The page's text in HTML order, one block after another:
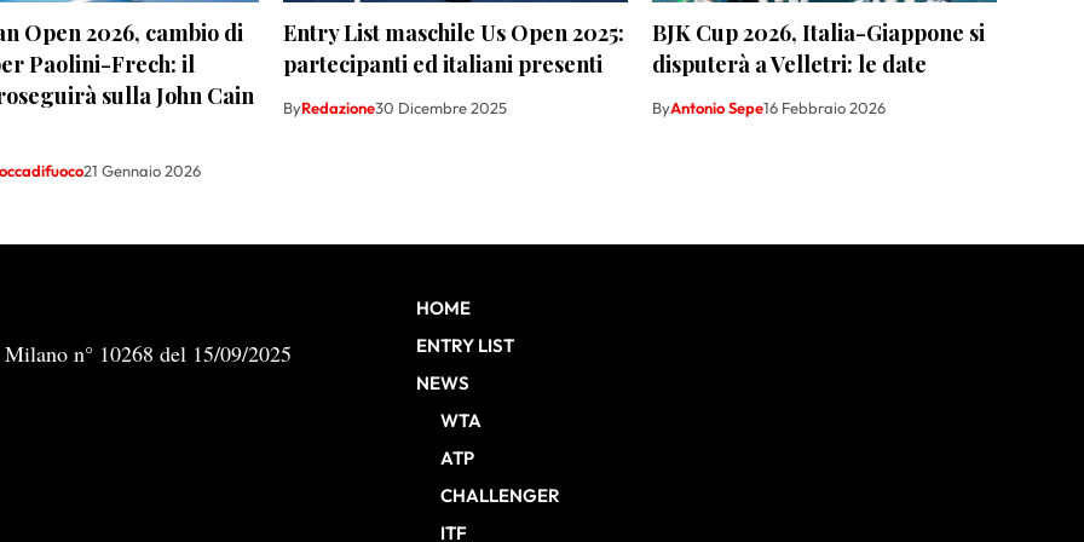
Open 2026, cambio di
Paolini-Frech: il
sulla John Cain
21 Gennaio 2026
Entry List maschile Us Open 2025:
partecipanti ed italiani presenti
ByRedazione30 Dicembre 2025
BJK Cup 2026, Italia-Giappone si
disputerà a Velletri: le date
ByAntonio Sepe16 Febbraio 2026
n° 10268 del 15/09/2025
HOME
ENTRY LIST
NEWS
WTA
ATP
CHALLENGER
ITF